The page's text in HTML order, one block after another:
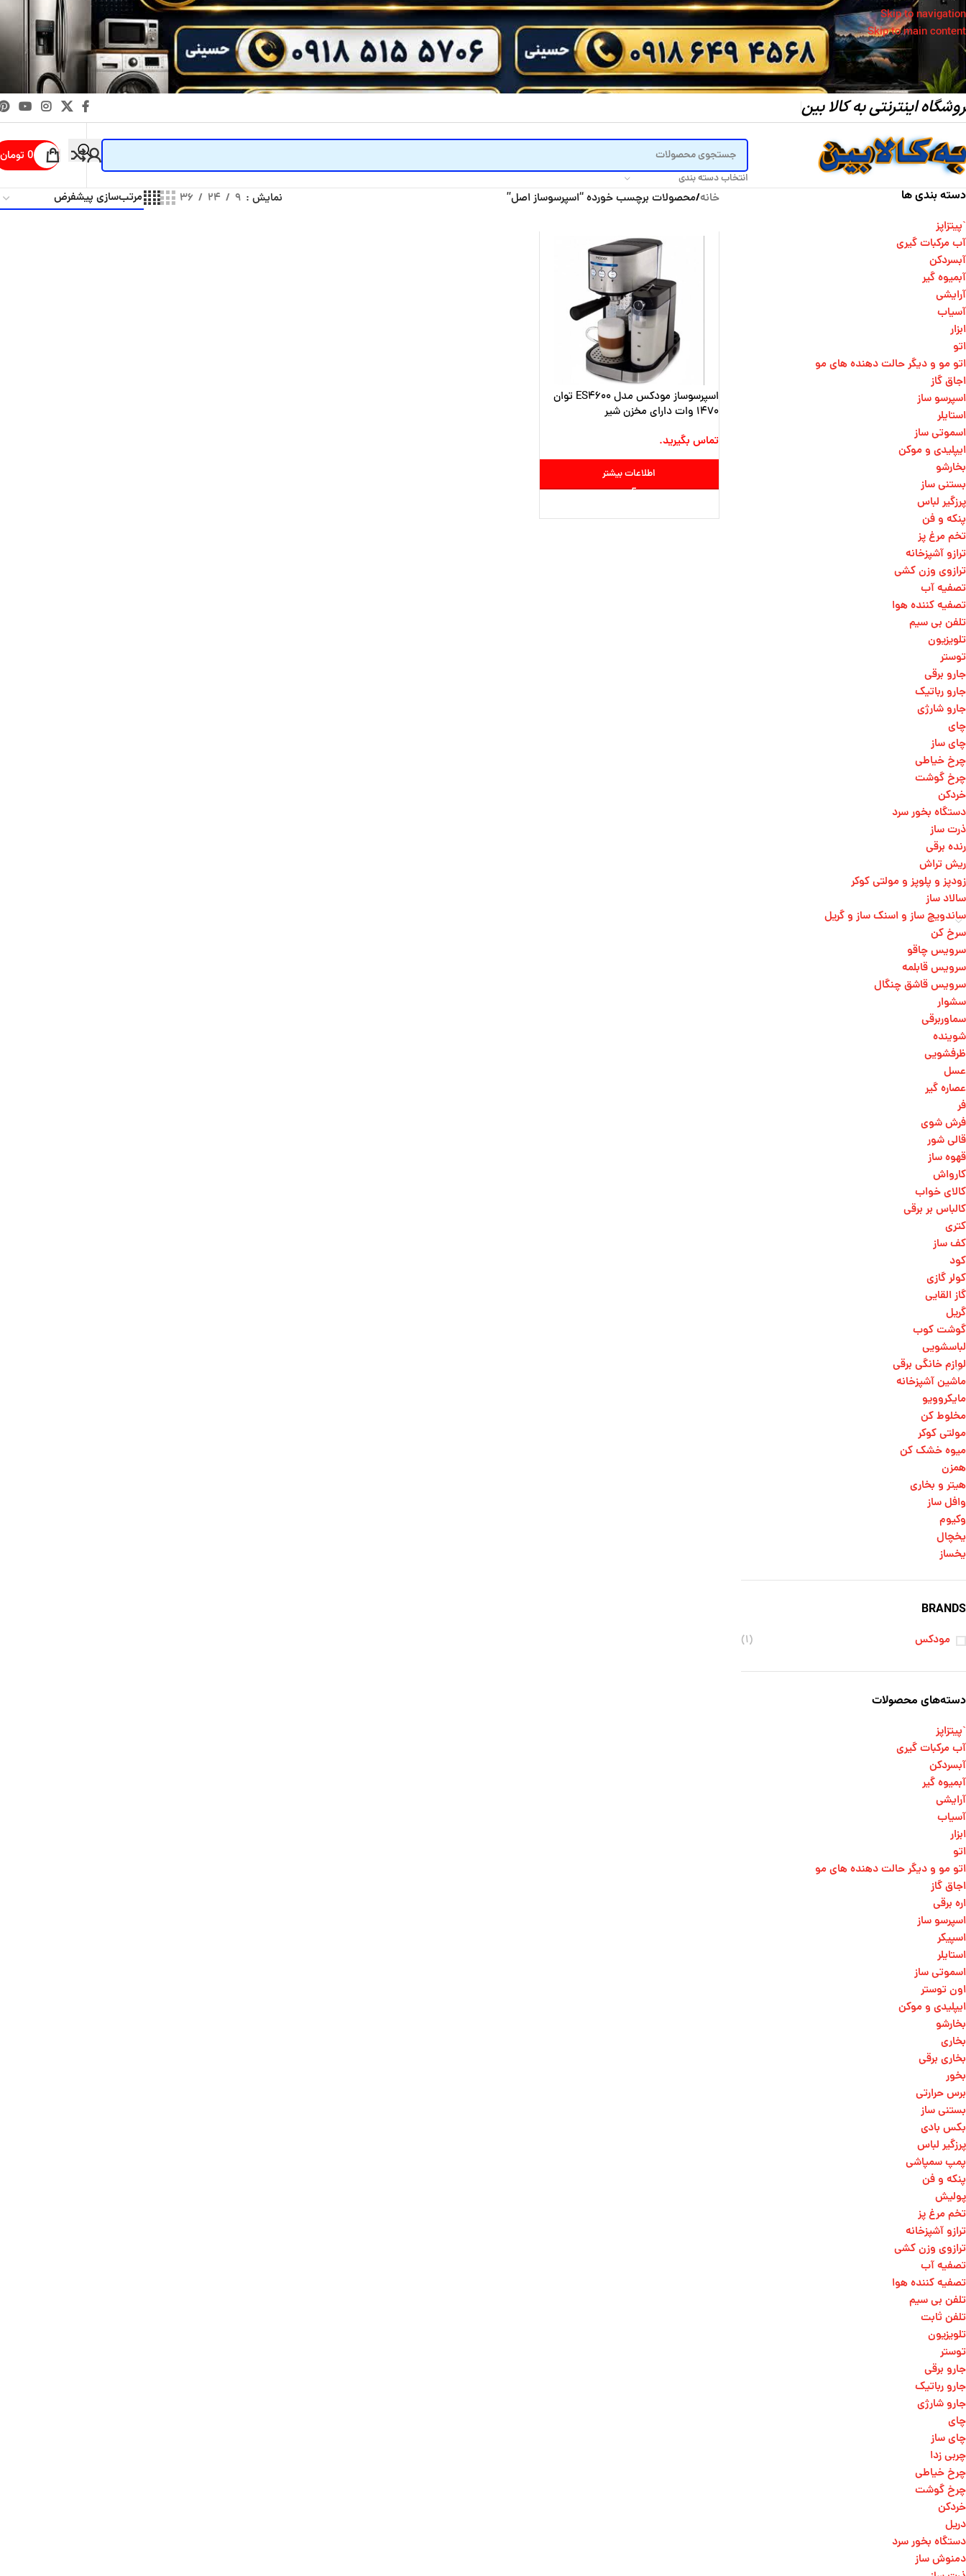
Skip to navigation
Skip to main content
اینترنتی به کالا بین
انتخاب دسته بندی
0 تومان
دسته بندی ها
`پیتزاپز
آب مرکبات گیری
آبسردکن
آبمیوه گیر
آرایشی
آسیاب
ابزار
اتو
اتو مو و دیگر حالت دهنده های مو​
اجاق گاز
اسپرسو ساز
استایلر
اسموتی ساز
ایپلیدی و موکن
بخارشو
بستنی ساز
پرزگیر لباس
پنکه و فن
تخم مرغ پز
ترازو آشپزخانه
ترازوی وزن کشی​
تصفیه آب
تصفیه کننده هوا
تلفن بی سیم
تلویزیون
توستر
جارو برقی
جارو رباتیک
جارو شارژی
چای
چای ساز
چرخ خیاطی
چرخ گوشت
خردکن
دستگاه بخور سرد
ذرت ساز
رنده برقی
ریش تراش
زودپز و پلوپز و مولتی کوکر
سالاد ساز
ساندویچ ساز و اسنک ساز و گریل
سرخ کن
سرویس چاقو
سرویس قابلمه
سرویس قاشق چنگال
سشوار
سماوربرقی
شوینده
ظرفشویی
عسل
عصاره گیر
فر
فرش شوی
قالی شور
قهوه ساز
کارواش
کالای خواب
کالباس بر برقی
کتری
کف ساز
کود
کولر گازی
گاز القایی
گریل
گوشت کوب
لباسشویی
لوازم خانگی برقی
ماشین آشپزخانه
مایکروویو
مخلوط کن
مولتی کوکر
میوه خشک کن
همزن
هیتر و بخاری
وافل ساز
وکیوم
یخچال
یخساز
BRANDS
مودکس (۱)
دسته‌های محصولات
`پیتزاپز
آب مرکبات گیری
آبسردکن
آبمیوه گیر
آرایشی
آسیاب
ابزار
اتو
اتو مو و دیگر حالت دهنده های مو​
اجاق گاز
اره برقی
اسپرسو ساز
اسپیکر
استایلر
اسموتی ساز
اون توستر
ایپلیدی و موکن
بخارشو
بخاری
بخاری برقی
بخور
برس حرارتی
بستنی ساز
بکس بادی
پرزگیر لباس
پمپ سمپاشی
پنکه و فن
پولیش
تخم مرغ پز
ترازو آشپزخانه
ترازوی وزن کشی​
تصفیه آب
تصفیه کننده هوا
تلفن بی سیم
تلفن ثابت
تلویزیون
توستر
جارو برقی
جارو رباتیک
جارو شارژی
چای
چای ساز
چربی زدا
چرخ خیاطی
چرخ گوشت
خردکن
دریل
دستگاه بخور سرد
دمنوش ساز
خانه/محصولات برچسب خورده “اسپرسوساز اصل” نمایش ۹ ۲۴ ۳۶
اسپرسوساز مودکس مدل ES4600 توان
1470 وات دارای مخزن شیر
تماس بگیرید.
اطلاعات بیشتر